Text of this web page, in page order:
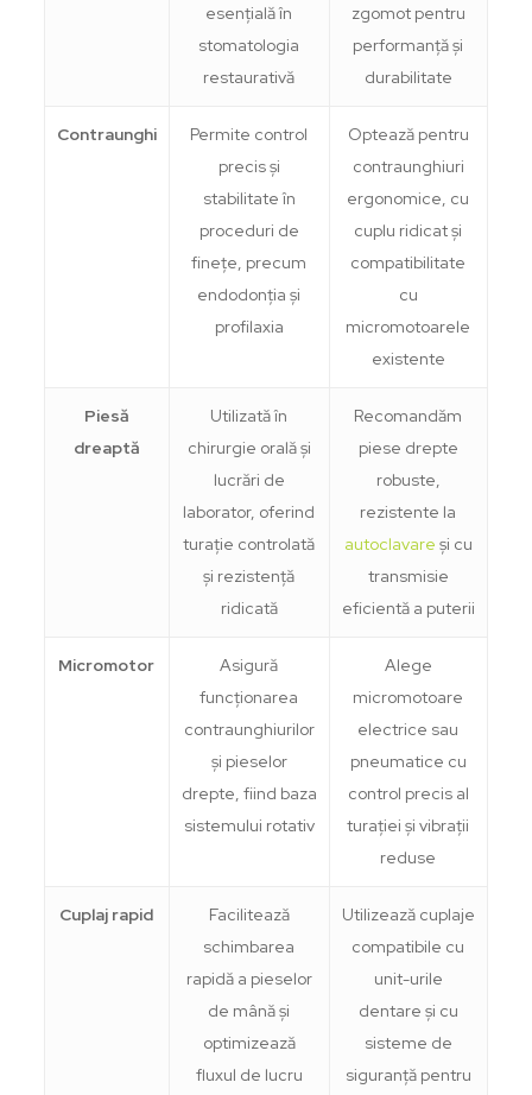
esențială în
stomatologia
restaurativă
zgomot pentru
performanță și
durabilitate
Contraunghi
Permite control
precis și
stabilitate în
proceduri de
finețe, precum
endodonția și
profilaxia
Optează pentru
contraunghiuri
ergonomice, cu
cuplu ridicat și
compatibilitate
cu
micromotoarele
existente
Piesă
dreaptă
Utilizată în
chirurgie orală și
lucrări de
laborator, oferind
turație controlată
și rezistență
ridicată
Recomandăm
piese drepte
robuste,
rezistente la
autoclavare și cu
transmisie
eficientă a puterii
Micromotor
Asigură
funcționarea
contraunghiurilor
și pieselor
drepte, fiind baza
sistemului rotativ
Alege
micromotoare
electrice sau
pneumatice cu
control precis al
turației și vibrații
reduse
Cuplaj rapid
Facilitează
schimbarea
rapidă a pieselor
de mână și
optimizează
fluxul de lucru
Utilizează cuplaje
compatibile cu
unit-urile
dentare și cu
sisteme de
siguranță pentru